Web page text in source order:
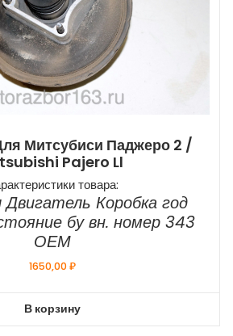
Митсубиси Паджеро 2 /
Pajero Ll
товара:
Коробка год
бу вн. номер 343
ОЕМ
1650,00₽
В корзину